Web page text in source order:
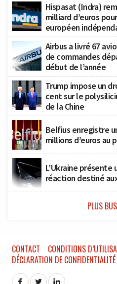
Hispasat (Indra)
milliard d’euros
européen
Airbus a livré 67
de commandes
début de l’année
Trump impose un
cent sur le
de la Chine
Belfius enregistre
millions d’euros au
L’Ukraine présente
réaction destiné
PLUS
CONTACT
CONDITIONS
DÉCLARATION DE CONFIDENTIALITÉ